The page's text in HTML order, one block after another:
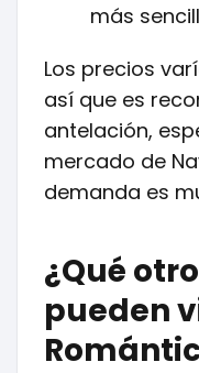
más
Los precios
así que es
antelación,
mercado de
demanda es
¿Qué
pueden